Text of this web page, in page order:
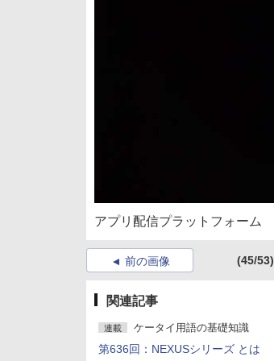
アプリ配信プラットフォーム
前の画像 (45/53)
関連記事
連載 ケータイ用語の基礎知識
第636回：NEXUSシリーズ とは